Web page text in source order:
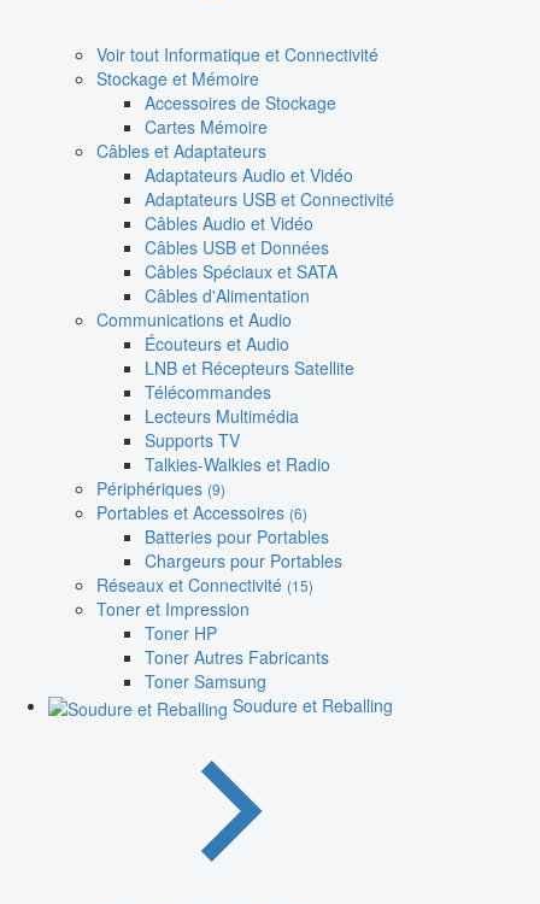
Voir tout Informatique et Connectivité
Stockage et Mémoire
Accessoires de Stockage
Cartes Mémoire
Câbles et Adaptateurs
Adaptateurs Audio et Vidéo
Adaptateurs USB et Connectivité
Câbles Audio et Vidéo
Câbles USB et Données
Câbles Spéciaux et SATA
Câbles d'Alimentation
Communications et Audio
Écouteurs et Audio
LNB et Récepteurs Satellite
Télécommandes
Lecteurs Multimédia
Supports TV
Talkies-Walkies et Radio
Périphériques (9)
Portables et Accessoires (6)
Batteries pour Portables
Chargeurs pour Portables
Réseaux et Connectivité (15)
Toner et Impression
Toner HP
Toner Autres Fabricants
Toner Samsung
Soudure et Reballing